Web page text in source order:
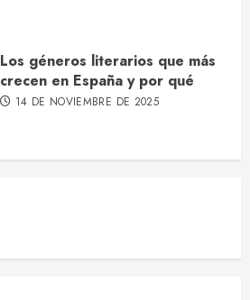
Los géneros literarios que más
crecen en España y por qué
14 DE NOVIEMBRE DE 2025